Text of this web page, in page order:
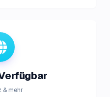
& mehr